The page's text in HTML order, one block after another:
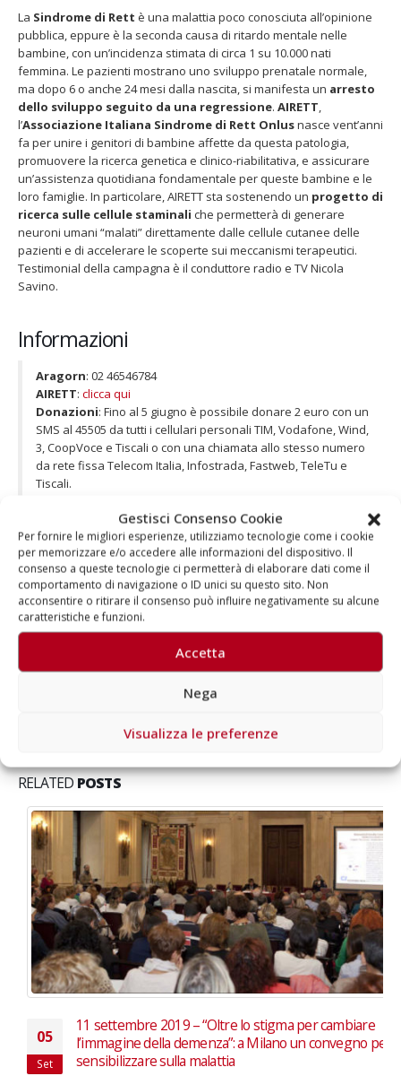
Gestisci Consenso Cookie
Per fornire le migliori esperienze, utilizziamo tecnologie come i cookie
per memorizzare e/o accedere alle informazioni del dispositivo. Il
consenso a queste tecnologie ci permetterà di elaborare dati come il
comportamento di navigazione o ID unici su questo sito. Non
acconsentire o ritirare il consenso può influire negativamente su alcune
caratteristiche e funzioni.
Accetta
Nega
Visualizza le preferenze
SMS
al
45505
per
aiutare
le
bambine
affette
dalla
Sindrome
di
Rett
La Sindrome di Rett è una malattia poco conosciuta all’opinione
pubblica, eppure è la seconda causa di ritardo mentale nelle
bambine, con un’incidenza stimata di circa 1 su 10.000 nati
femmina. Le pazienti mostrano uno sviluppo prenatale normale,
ma dopo 6 o anche 24 mesi dalla nascita, si manifesta un arresto
dello sviluppo seguito da una regressione. AIRETT
l’Associazione Italiana Sindrome di Rett Onlusnasce vent’anni
fa per unire i genitori di bambine affette da questa patologia,
promuovere la ricerca genetica e clinico-riabilitativa, e assicurare
un’assistenza quotidiana fondamentale per queste bambine e le
loro famiglie. In particolare, AIRETT sta sostenendo un progetto di
ricerca sulle cellule staminali che permetterà di generare
neuroni umani “malati” direttamente dalle cellule cutanee delle
pazienti e di accelerare le scoperte sui meccanismi terapeutici.
Testimonial della campagna è il conduttore radio e TV Nicola
Savino.
Informazioni
Aragorn: 02 46546784
AIRETT: clicca qui
Donazioni: Fino al 5 giugno è possibile donare 2 euro con un
SMS al 45505 da tutti i cellulari personali TIM, Vodafone, Wind,
3, CoopVoce e Tiscali o con una chiamata allo stesso numero
da rete fissa Telecom Italia, Infostrada, Fastweb, TeleTu e
Tiscali.
Autore
RELATEDPOSTS
05
Set
11 settembre 2019 – “Oltre lo stigma per cambiare
l’immagine della demenza”: a Milano un convegno per
sensibilizzare sulla malattia
Fino al 29 marzo 2026 – Anziani
malati e fragili, VIDAS lancia
una campagna per rafforzare
l’assistenza domiciliare
2026
13 dicembre 2024 – In
carnet per le Prove Aperte
della Filarmonica della
Dicembre 14, 2024
5 ottobre 2026 – “Jannacci…
dintorni” per festeggiare i